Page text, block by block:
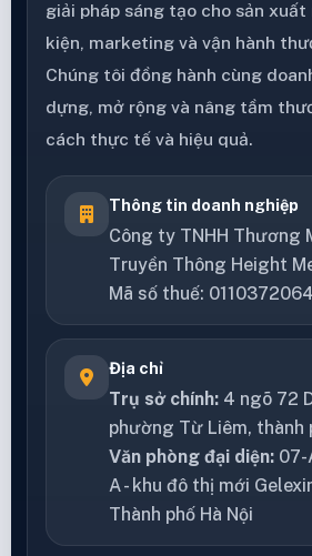
giải pháp sáng tạo cho sản xuất
kiện, marketing và vận hành
Chúng tôi đồng hành cùng
dựng, mở rộng và nâng tầm
cách thực tế và hiệu quả.
Thông tin doanh nghiệp
Công ty TNHH Thương
Truyền Thông Height
Mã số thuế: 0110372064
Địa chỉ
Trụ sở chính: 4 ngõ 72
phường Từ Liêm, thành
Văn phòng đại diện: 07-
A - khu đô thị mới
Thành phố Hà Nội